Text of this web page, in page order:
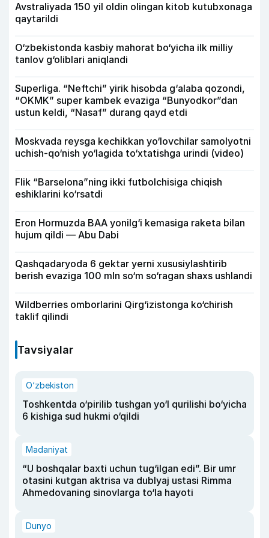
Avstraliyada 150 yil oldin olingan kitob kutubxonaga
qaytarildi
O‘zbekistonda kasbiy mahorat bo‘yicha ilk milliy
tanlov g‘oliblari aniqlandi
Superliga. “Neftchi” yirik hisobda g‘alaba qozondi,
“OKMK” super kambek evaziga “Bunyodkor”dan
ustun keldi, “Nasaf” durang qayd etdi
Moskvada reysga kechikkan yo‘lovchilar samolyotni
uchish-qo‘nish yo‘lagida to‘xtatishga urindi (video)
Flik “Barselona”ning ikki futbolchisiga chiqish
eshiklarini ko‘rsatdi
Eron Hormuzda BAA yonilg‘i kemasiga raketa bilan
hujum qildi — Abu Dabi
Qashqadaryoda 6 gektar yerni xususiylashtirib
berish evaziga 100 mln so‘m so‘ragan shaxs ushlandi
Wildberries omborlarini Qirg‘izistonga ko‘chirish
taklif qilindi
Tavsiyalar
O‘zbekiston
Toshkentda o‘pirilib tushgan yo‘l qurilishi bo‘yicha
6 kishiga sud hukmi o‘qildi
Madaniyat
“U boshqalar baxti uchun tug‘ilgan edi”. Bir umr
otasini kutgan aktrisa va dublyaj ustasi Rimma
Ahmedovaning sinovlarga to‘la hayoti
Dunyo